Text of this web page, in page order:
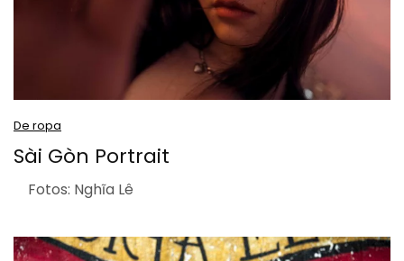
De ropa
Sài Gòn Portrait
Fotos: Nghĩa Lê